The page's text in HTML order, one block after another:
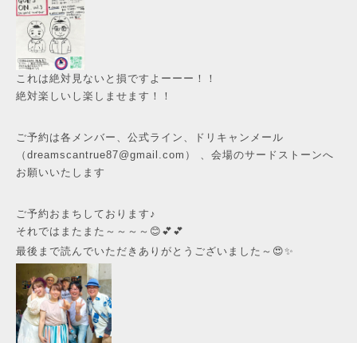
これは絶対見ないと損ですよーーー！！
絶対楽しいし楽しませます！！
ご予約は各メンバー、公式ライン、ドリキャンメール
（dreamscantrue87@gmail.com） 、会場のサードストーンへ
お願いいたします
ご予約おまちしております♪
それではまたまた～～～～😊💕💕
最後まで読んでいただきありがとうございました～😍✨